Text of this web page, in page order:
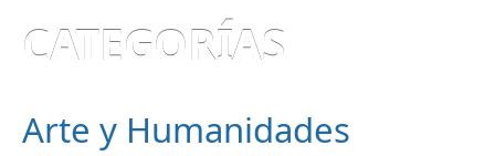
CATEGORÍAS
Arte y Humanidades